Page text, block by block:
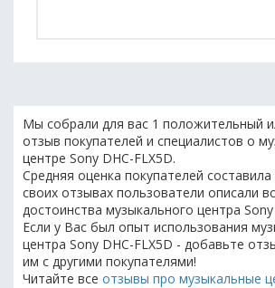
Мы собрали для вас 1 положительный
отзыв покупателей и специалистов о
центре Sony DHC-FLX5D.
Средняя оценка покупателей
своих отзывах пользователи описали
достоинства музыкального центра Sony
Если у Вас был опыт использования
центра Sony DHC-FLX5D - добавьте
им с другими покупателями!
Читайте все отзывы про музыкальные